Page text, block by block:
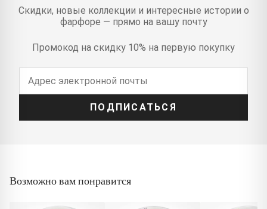
Скидки, новые коллекции и интересные истории о
фарфоре — прямо на вашу почту
Промокод на скидку 10% на первую покупку
ПОДПИСАТЬСЯ
Возможно вам понравится